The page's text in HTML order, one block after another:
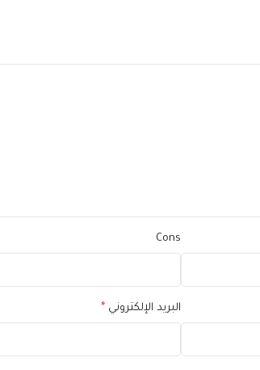
Cons
البريد الإلكتروني *